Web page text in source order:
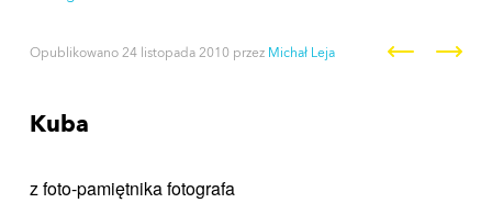
Nawigacja po wpisach
Kuba
Opublikowano 24 listopada 2010 przez Michał Leja
z foto-pamiętnika fotografa